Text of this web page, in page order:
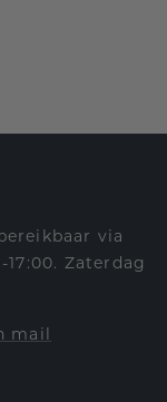
via
Zaterdag
mail